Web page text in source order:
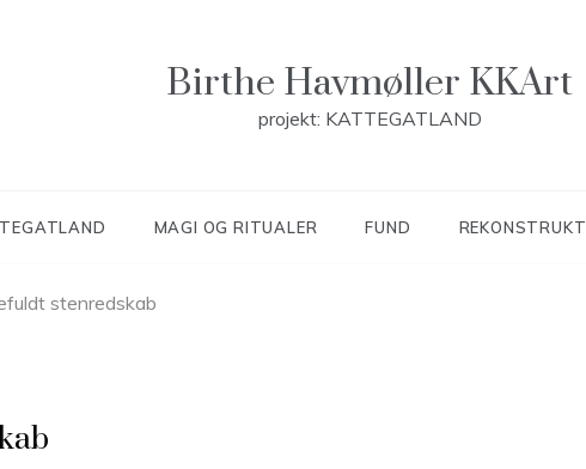
Birthe Havmøller KKArt
projekt: KATTEGATLAND
MAGI OG RITUALER FUND
stenredskab